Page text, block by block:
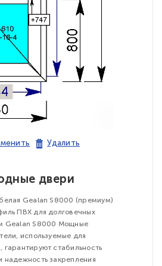
Удалить
двери
Gealan S8000 (премиум)
ПВХ для долговечных
Gealan S8000 Мощные
используемые для
стабильность
закрепления